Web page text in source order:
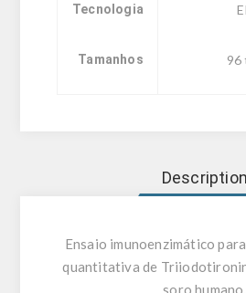
Tecnologia
Tamanhos 96
Description
Ensaio imunoenzimático
quantitativa de
soro humano.